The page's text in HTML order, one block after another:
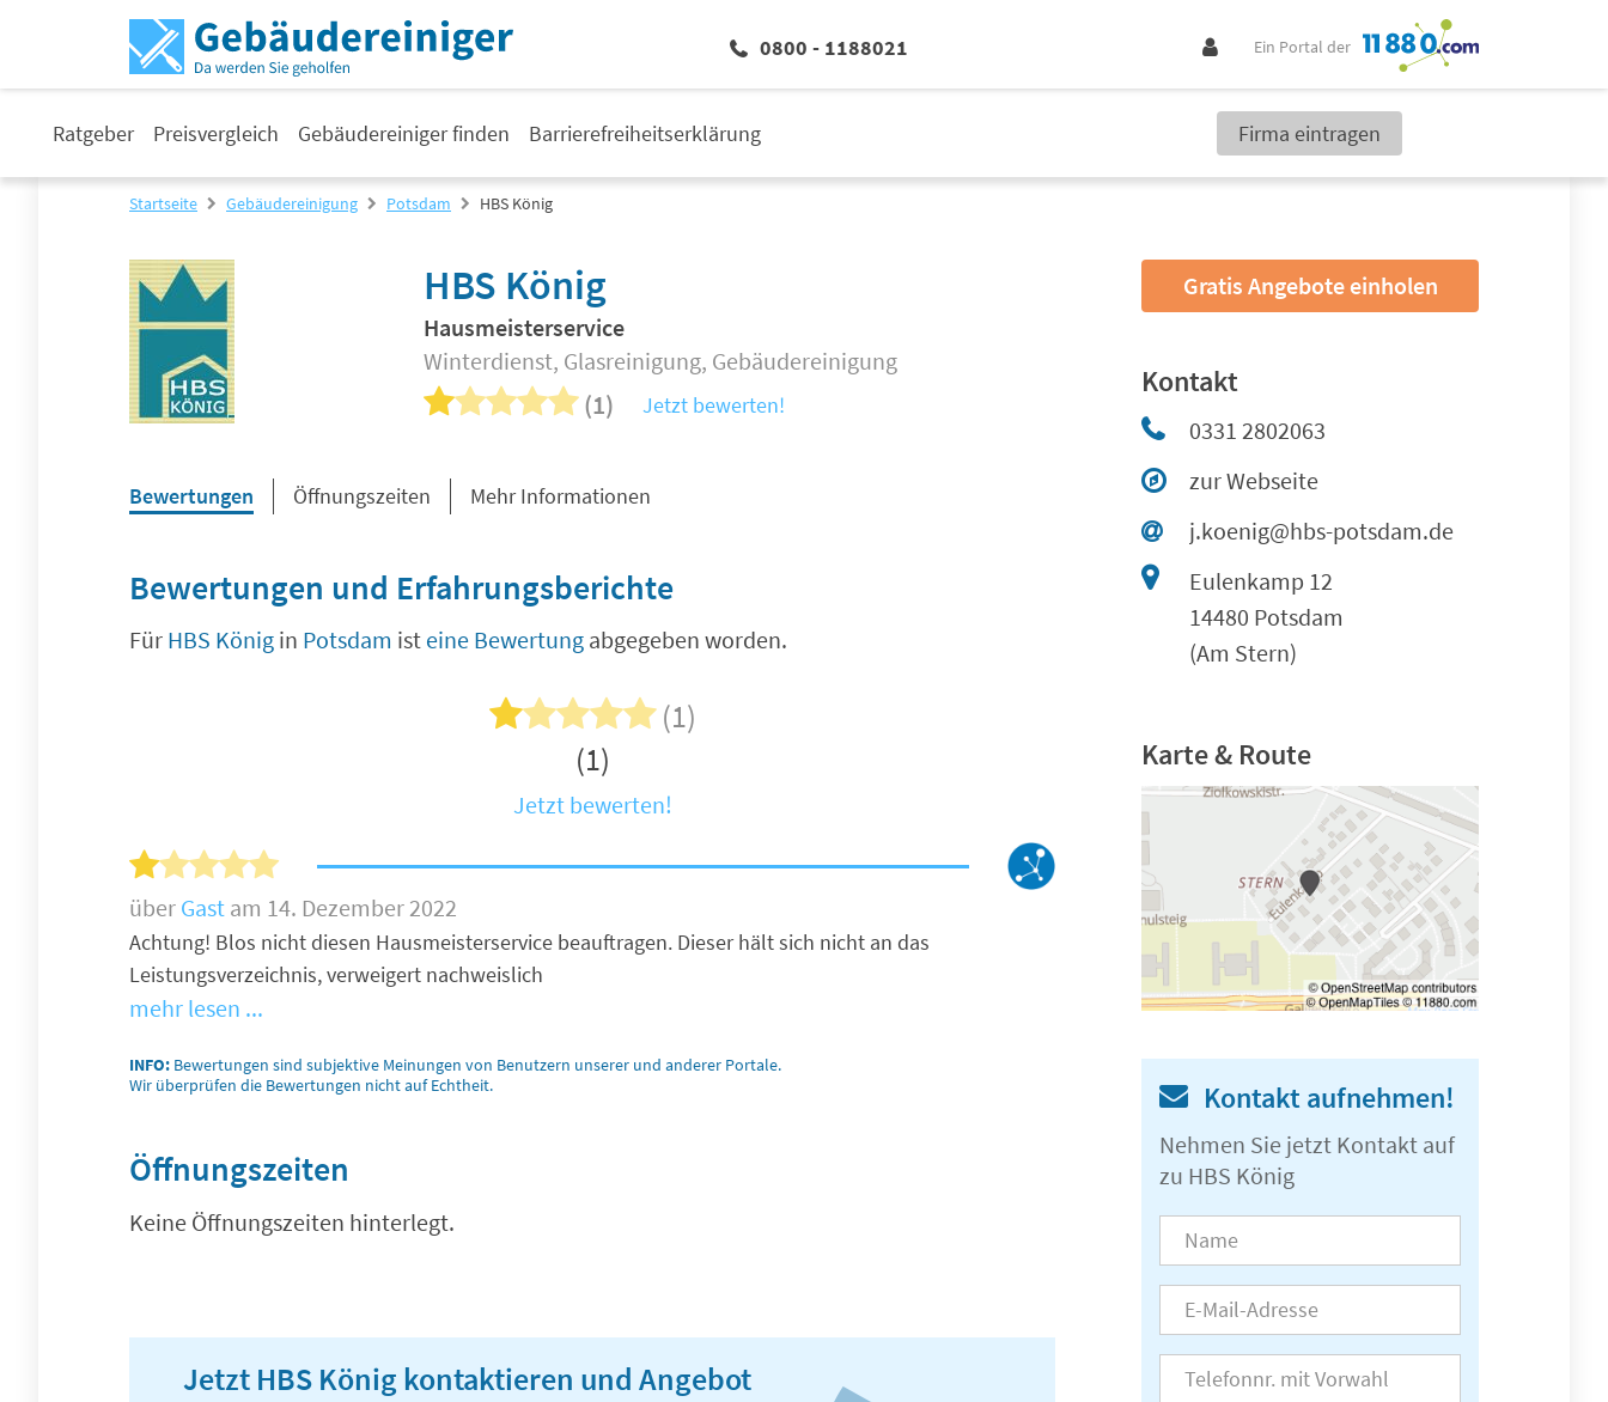
0800 - 1188021 Ein Portal der
Ratgeber Preisvergleich Gebäudereiniger finden Barrierefreiheitserklärung Firma eintragen
Startseite Gebäudereinigung Potsdam HBS König
HBS König
Hausmeisterservice
Winterdienst, Glasreinigung, Gebäudereinigung
(1) Jetzt bewerten!
Bewertungen Öffnungszeiten Mehr Informationen
Bewertungen und Erfahrungsberichte
Für HBS König in Potsdam ist eine Bewertung abgegeben worden.
(1)
(1)
Jetzt bewerten!
über Gast am 14. Dezember 2022
Achtung! Blos nicht diesen Hausmeisterservice beauftragen. Dieser hält sich nicht an das
Leistungsverzeichnis, verweigert nachweislich
mehr lesen ...
INFO: Bewertungen sind subjektive Meinungen von Benutzern unserer und anderer Portale.
Wir überprüfen die Bewertungen nicht auf Echtheit.
Öffnungszeiten
Keine Öffnungszeiten hinterlegt.
Jetzt HBS König kontaktieren und Angebot
Gratis Angebote einholen
Kontakt
0331 2802063
zur Webseite
j.koenig@hbs-potsdam.de
Eulenkamp 12
14480 Potsdam
(Am Stern)
Karte & Route
Kontakt aufnehmen!
Nehmen Sie jetzt Kontakt auf
zu HBS König